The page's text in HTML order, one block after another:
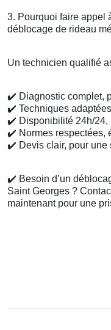
3. Pourquoi faire appel
déblocage de rideau
Un technicien qualifié
✔️ Diagnostic complet,
✔️ Techniques
✔️ Disponibilité 24h/
✔️ Normes respectées,
✔️ Devis clair, pour
✔️ Besoin d’un
Saint Georges ?
maintenant pour une